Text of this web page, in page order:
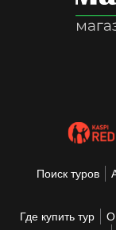
Поиск туров
Где купить тур О